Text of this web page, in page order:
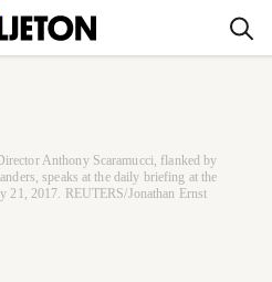
Anthony Scaramucci, flanked by
speaks at the daily briefing at the
21, 2017. REUTERS/Jonathan Ernst